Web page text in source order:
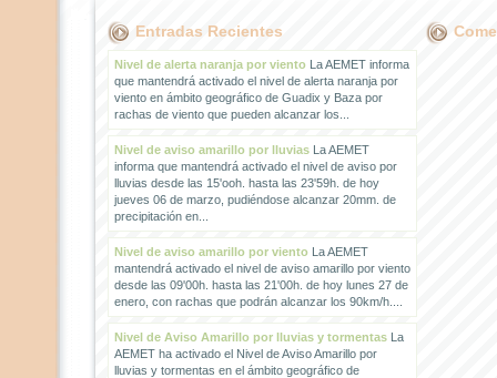
Entradas Recientes
Nivel de alerta naranja por vientoLa AEMET informa
que mantendrá activado el nivel de alerta naranja por
viento en ámbito geográfico de Guadix y Baza por
rachas de viento que pueden alcanzar los...
Nivel de aviso amarillo por lluviasLa AEMET
informa que mantendrá activado el nivel de aviso por
lluvias desde las 15'ooh. hasta las 23'59h. de hoy
jueves 06 de marzo, pudiéndose alcanzar 20mm. de
precipitación en...
Nivel de aviso amarillo por vientoLa AEMET
mantendrá activado el nivel de aviso amarillo por viento
desde las 09'00h. hasta las 21'00h. de hoy lunes 27 de
enero, con rachas que podrán alcanzar los 90km/h....
Nivel de Aviso Amarillo por lluvias y tormentasLa
AEMET ha activado el Nivel de Aviso Amarillo por
lluvias y tormentas en el ámbito geográfico de